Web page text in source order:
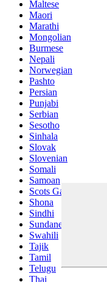
Maltese
Maori
Marathi
Mongolian
Burmese
Nepali
Norwegian
Pashto
Persian
Punjabi
Serbian
Sesotho
Sinhala
Slovak
Slovenian
Somali
Samoan
Scots Gaelic
Shona
Sindhi
Sundanese
Swahili
Tajik
Tamil
Telugu
Thai